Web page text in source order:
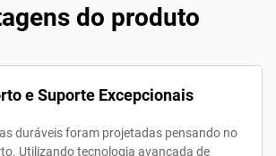
do produto
e Suporte Excepcionais
duráveis foram projetadas pensando no
Utilizando tecnologia avançada de